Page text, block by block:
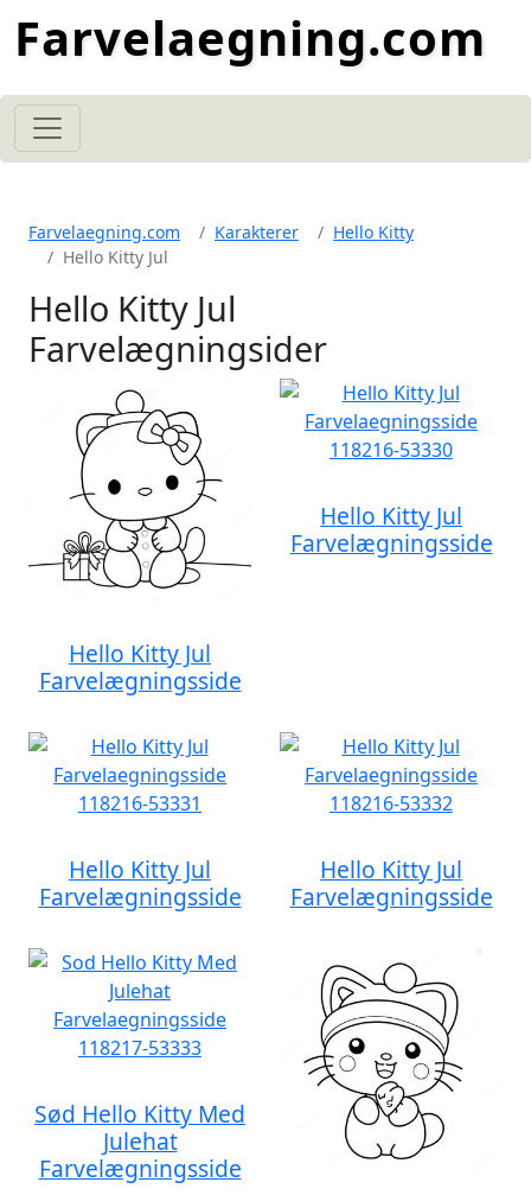
Farvelaegning.com
Farvelaegning.com Karakterer
Hello Kitty
Hello Kitty Jul
Hello Kitty Jul
Farvelægningsider
Hello Kitty Jul
Farvelægningsside
Hello Kitty Jul
Farvelægningsside
Hello Kitty Jul
Farvelægningsside
Hello Kitty Jul
Farvelægningsside
Sød Hello Kitty Med
Julehat
Farvelægningsside